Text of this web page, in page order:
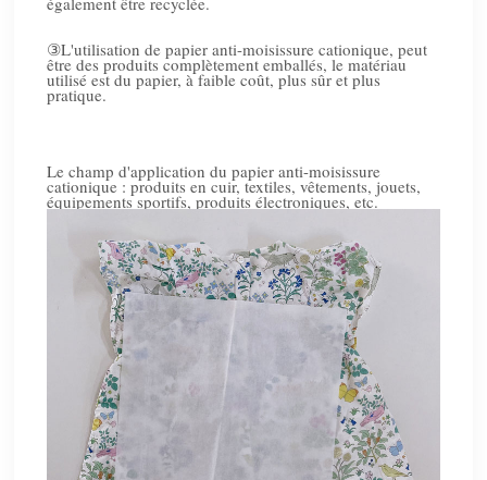
③L'utilisation de papier anti-moisissure cationique, peut
être des produits complètement emballés, le matériau
utilisé est du papier, à faible coût, plus sûr et plus
pratique.
Le champ d'application du papier anti-moisissure
cationique : produits en cuir, textiles, vêtements, jouets,
équipements sportifs, produits électroniques, etc.